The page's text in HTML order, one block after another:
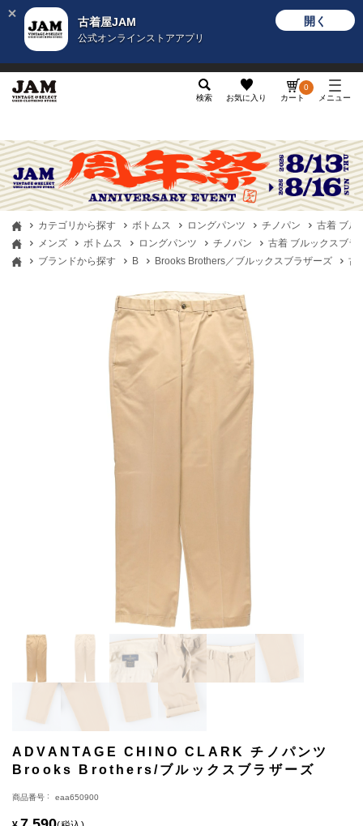
古着屋JAM
公式オンラインストアアプリ
開く
検索 お気に入り カート
0
メニュー
カテゴリから探す ボトムス ロングパンツ チノパン
古着 ブル
メンズ
ボトムス ロングパンツ チノパン
古着 ブルックスブラ
ブランドから探す
B Brooks Brothers／ブルックスブラザーズ 古
ADVANTAGE CHINO CLARK チノパンツ
Brooks Brothers/ブルックスブラザーズ
商品番号 eaa650900